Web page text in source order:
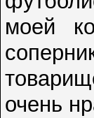
моей
очень